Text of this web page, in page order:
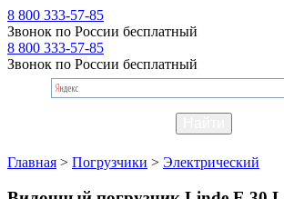
8 800 333-57-85
Звонок по России бесплатный
8 800 333-57-85
Звонок по России бесплатный
Главная > Погрузчики > Электрический